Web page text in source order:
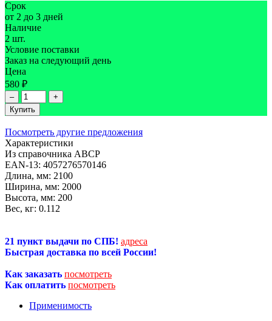
Срок
от 2 до 3 дней
Наличие
2 шт.
Условие поставки
Заказ на следующий день
Цена
580 ₽
–
+
Купить
Посмотреть другие предложения
Характеристики
Из справочника ABCP
EAN-13: 4057276570146
Длина, мм: 2100
Ширина, мм: 2000
Высота, мм: 200
Вес, кг: 0.112
21 пункт выдачи по СПБ! адреса
Быстрая доставка по всей России!
Как заказать посмотреть
Как оплатить посмотреть
Применимость